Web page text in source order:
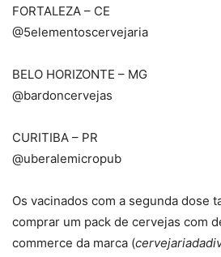
FORTALEZA – CE
@5elementoscervejaria ⠀
BELO HORIZONTE – MG
@bardoncervejas ⠀
CURITIBA – PR
@uberalemicropub ⠀
Os vacinados com a segunda dose
comprar um pack de cervejas com
commerce da marca (